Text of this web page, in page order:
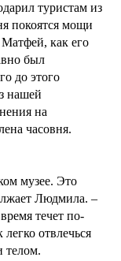
туристам из
покоятся мощи
как его
был
до этого
нашей
на
часовня.
музее. Это
Людмила. –
течет по-
отвлечься
телом.